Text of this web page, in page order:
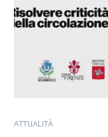
ATTUALITÀ